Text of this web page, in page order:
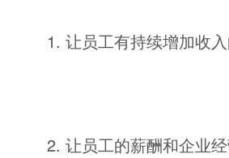
1. 让员工有持续增加收
2. 让员工的薪酬和企业